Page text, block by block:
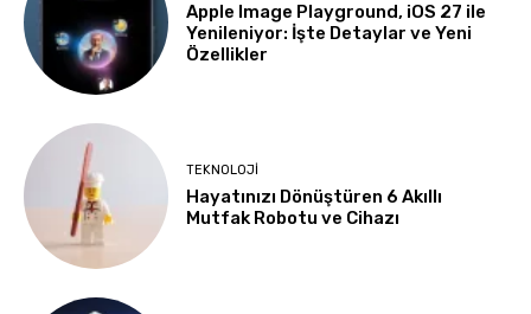
Apple Image Playground, iOS 27 ile
Yenileniyor: İşte Detaylar ve Yeni
Özellikler
TEKNOLOJI
Hayatınızı Dönüştüren 6 Akıllı
Mutfak Robotu ve Cihazı